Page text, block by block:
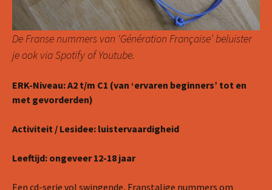
De Franse nummers van ‘Génération Française’ beluister
je ook via Spotify of Youtube.
ERK-Niveau: A2 t/m C1 (van ‘ervaren beginners’ tot en
met gevorderden)
Activiteit / Lesidee: luistervaardigheid
Leeftijd: ongeveer 12-18 jaar
Een cd-serie vol swingende, Franstalige nummers om